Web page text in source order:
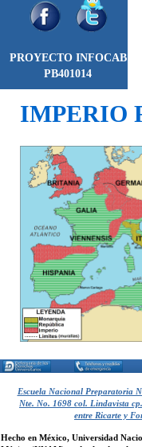
Griego
Vocabulario Latin
DESCARGA
PROYECTO INFOCAB
PB401014
IMPERIO
Escuela Nacional Preparatoria
Nte. No. 1698 col. Lindavista
entre Ricarte y
Hecho en México, Universidad